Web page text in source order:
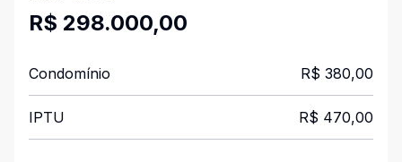
R$ 298.000,00
Condomínio R$ 380,00
IPTU R$ 470,00